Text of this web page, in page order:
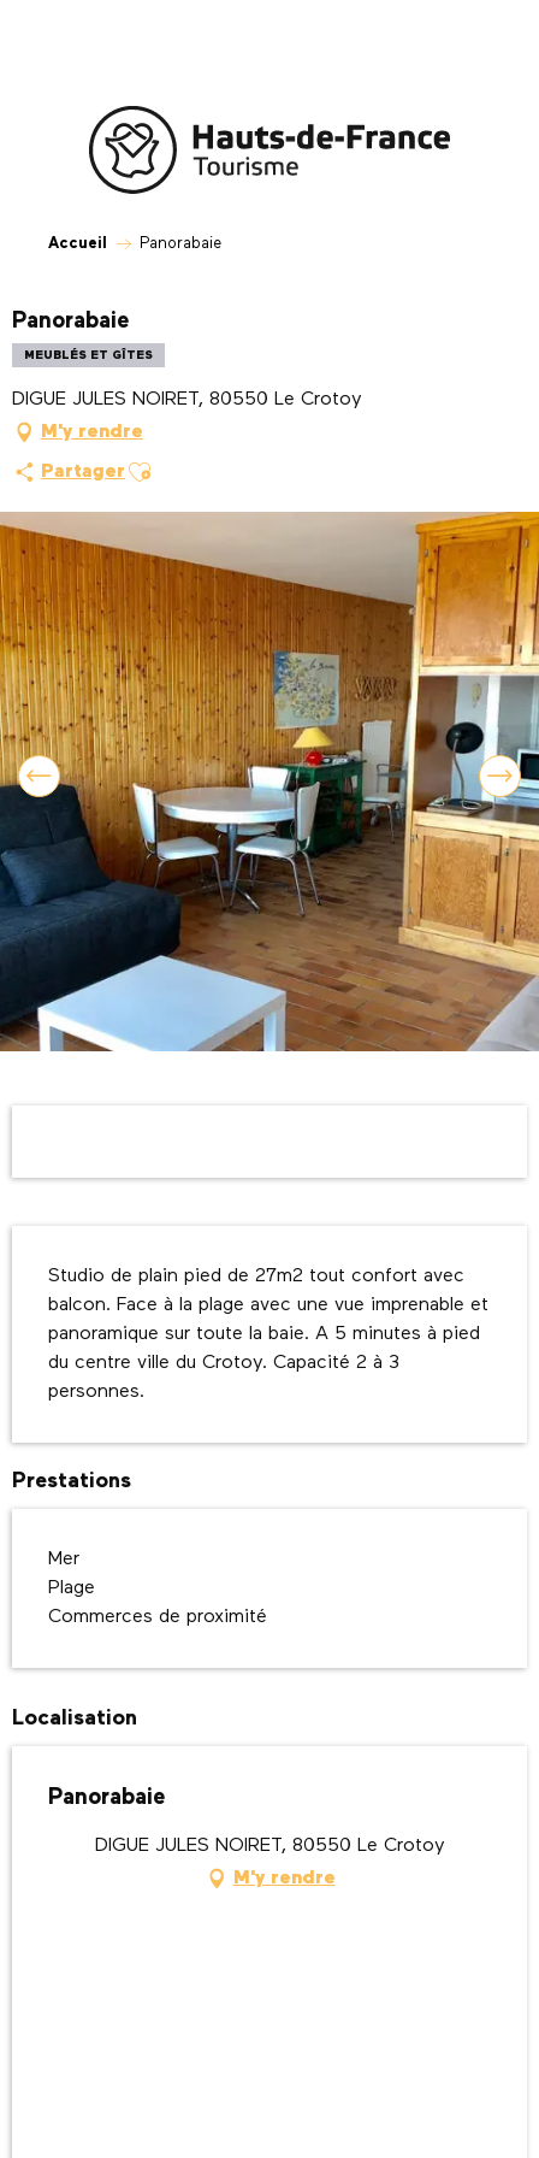
Accueil Panorabaie
Panorabaie
MEUBLÉS ET GÎTES
DIGUE JULES NOIRET, 80550 Le Crotoy
M'y rendre
Partager Ajouter aux favoris
Studio de plain pied de 27m2 tout confort avec
balcon. Face à la plage avec une vue imprenable et
panoramique sur toute la baie. A 5 minutes à pied
du centre ville du Crotoy. Capacité 2 à 3
personnes.
Prestations
Mer
Plage
Commerces de proximité
Localisation
Panorabaie
DIGUE JULES NOIRET, 80550 Le Crotoy
M'y rendre